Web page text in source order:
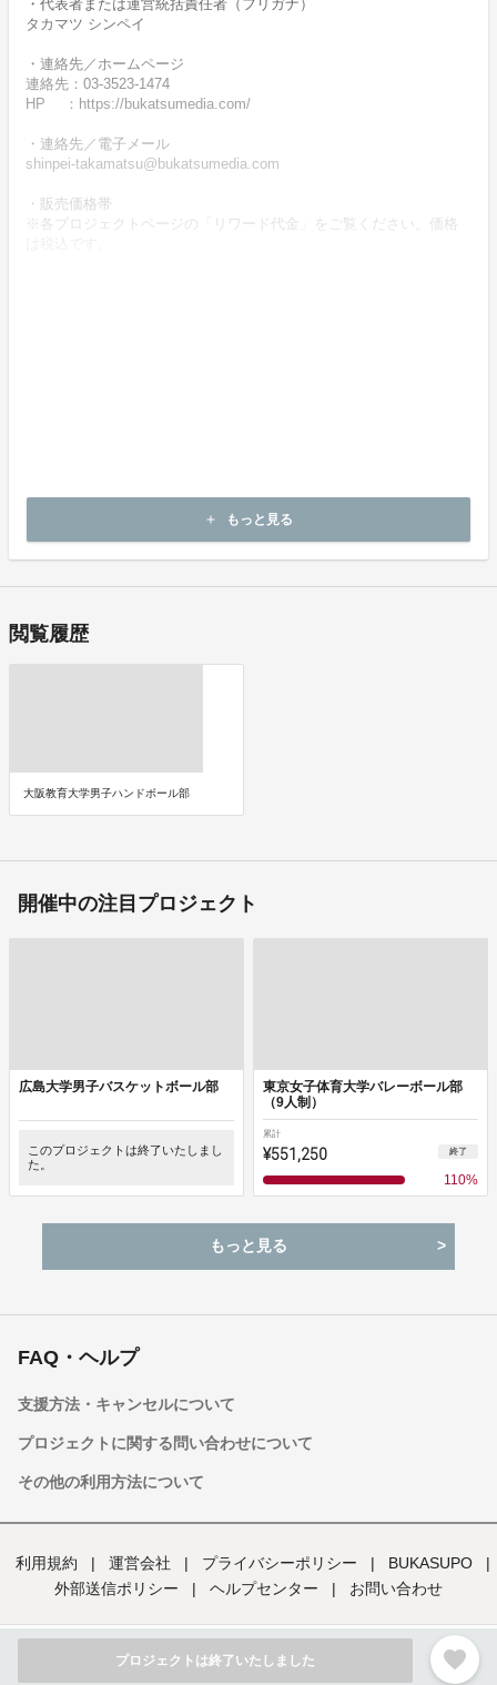
プロジェクトは終了いたしました favorite
・代表者または運営統括責任者（フリガナ）
タカマツ シンペイ
・連絡先／ホームページ
連絡先：03-3523-1474
HP ：https://bukatsumedia.com/
・連絡先／電子メール
shinpei-takamatsu@bukatsumedia.com
・販売価格帯
※各プロジェクトページの「リワード代金」をご覧ください。価格
本プロジェクトは実行確約型です。
add もっと見る
閲覧履歴
大阪教育大学男子ハンドボール部
開催中の注目プロジェクト
広島大学男子バスケットボール部
このプロジェクトは終了いたしまし
た。
東京女子体育大学バレーボール部
（9人制）
累計
¥551,250 終了
110%
もっと見る
FAQ・ヘルプ
支援方法・キャンセルについて
プロジェクトに関する問い合わせについて
その他の利用方法について
利用規約 | 運営会社 | プライバシーポリシー | BUKASUPO
|
外部送信ポリシー
| ヘルプセンター | お問い合わせ
Copyright ©︎ Bukatsumedia Inc. All rights revered.